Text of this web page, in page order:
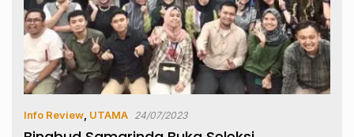
Info Review, UTAMA 24/07/2023